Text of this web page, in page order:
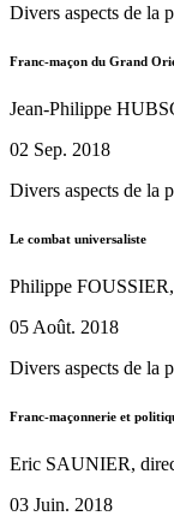
Divers aspects de la
Franc-maçon du Grand
Jean-Philippe
02 Sep. 2018
Divers aspects de la
Le combat universaliste
Philippe
05 Août. 2018
Divers aspects de la
Franc-maçonnerie et
Eric SAUNIER,
03 Juin. 2018